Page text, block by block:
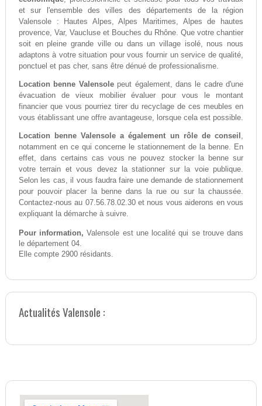
et sur l'ensemble des villes des départements de la région
Valensole : Hautes Alpes, Alpes Maritimes, Alpes de hautes
provence, Var, Vaucluse et Bouches du Rhône. Que votre chantier
soit en pleine grande ville ou dans un village isolé, nous nous
adaptons à votre situation pour vous fournir un service de qualité,
ponctuel et pas cher, sans être dénué de professionalisme.
Location benne Valensolepeut également, dans le cadre d'une
évacuation de vieux mobilier évaluer pour vous le montant
financier que vous pourriez tirer du recyclage de ces meubles en
vous établissant une offre avantageuse, lorsque cela est possible.
Location benne Valensole a également un rôle de conseil ,
notamment en ce qui concerne le stationnement de la benne. En
effet, dans certains cas vous ne pouvez stocker la benne sur
votre terrain et vous devez la stationner sur la voie publique.
Selon les cas, il vous faudra faire une demande de stationnement
pour pouvoir placer la benne dans la rue ou sur la chaussée.
Contactez-nous au 07.56.78.02.30 et nous vous aiderons en vous
expliquant la démarche à suivre.
Pour information, Valensole est une localité qui se trouve dans
le département 04.
Elle compte 2900 résidants.
Actualités Valensole :